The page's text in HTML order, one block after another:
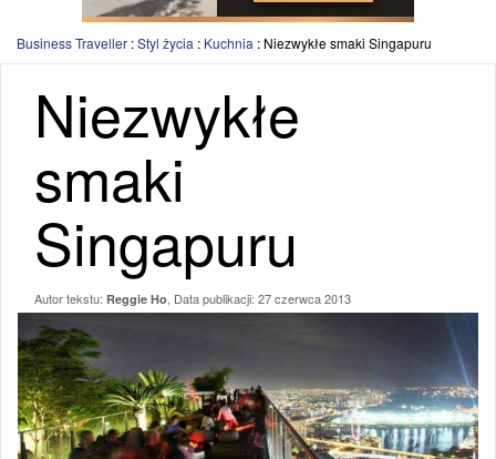
Business Traveller :Styl życia : Kuchnia : Niezwykłe smaki Singapuru
Niezwykłe
smaki
Singapuru
Autor tekstu: Reggie Ho , Data publikacji: 27 czerwca 2013